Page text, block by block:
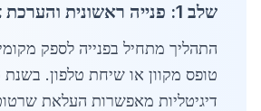
שלב 1: פנייה ראשונית והערכת צרכים
התהליך מתחיל בפנייה לספק